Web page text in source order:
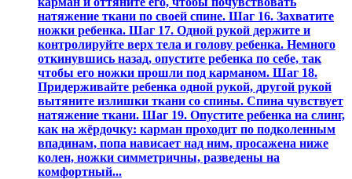
натяжение ткани по своей спине. Шаг 16. Захватите
ножки ребенка. Шаг 17. Одной рукой держите и
контролируйте верх тела и голову ребенка. Немного
откинувшись назад, опустите ребенка по себе, так
чтобы его ножки прошли под карманом. Шаг 18.
Придерживайте ребенка одной рукой, другой рукой
вытяните излишки ткани со спины. Спина чувствует
натяжение ткани. Шаг 19. Опустите ребенка на слинг,
как на жёрдочку: карман проходит по подколенным
впадинам, попа нависает над ним, просажена ниже
колен, ножки симметричны, разведены на
комфортный...